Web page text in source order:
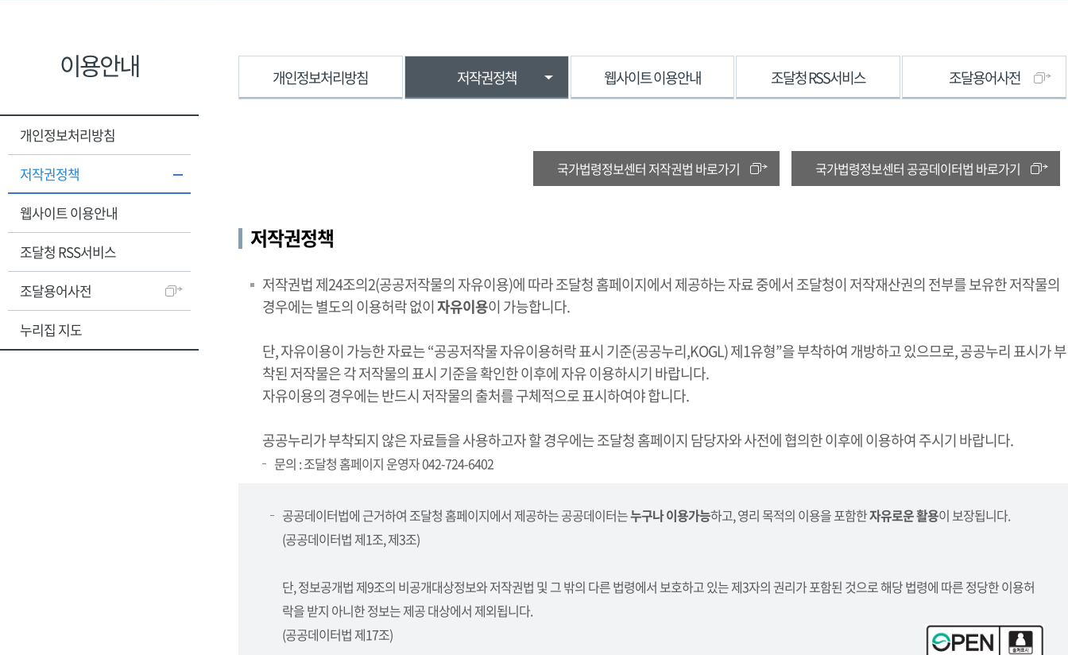
이용안내
개인정보처리방침
저작권정책
웹사이트 이용안내
조달청 RSS서비스
조달용어사전
누리집 지도
개인정보처리방침 저작권정책 웹사이트 이용안내 조달청 RSS서비스 조달용어사전
국가법령정보센터 저작권법 바로가기 국가법령정보센터 공공데이터법 바로가기
저작권정책
저작권법 제24조의2(공공저작물의 자유이용)에 따라 조달청 홈페이지에서 제공하는 자료 중에서 조달청이 저작재산권의 전부를 보유한 저작물의
경우에는 별도의 이용허락 없이자유이용이 가능합니다.
단, 자유이용이 가능한 자료는 “공공저작물 자유이용허락 표시 기준(공공누리,KOGL) 제1유형”을 부착하여 개방하고 있으므로, 공공누리 표시가 부
착된 저작물은 각 저작물의 표시 기준을 확인한 이후에 자유 이용하시기 바랍니다.
자유이용의 경우에는 반드시 저작물의 출처를 구체적으로 표시하여야 합니다.
공공누리가 부착되지 않은 자료들을 사용하고자 할 경우에는 조달청 홈페이지 담당자와 사전에 협의한 이후에 이용하여 주시기 바랍니다.
문의 : 조달청 홈페이지 운영자 042-724-6402
공공데이터법에 근거하여 조달청 홈페이지에서 제공하는 공공데이터는누구나 이용가능하고, 영리 목적의 이용을 포함한자유로운 활용이 보장됩니다.
(공공데이터법 제1조, 제3조)
단, 정보공개법 제9조의 비공개대상정보와 저작권법 및 그 밖의 다른 법령에서 보호하고 있는 제3자의 권리가 포함된 것으로 해당 법령에 따른 정당한 이용허
락을 받지 아니한 정보는 제공 대상에서 제외됩니다.
(공공데이터법 제17조)